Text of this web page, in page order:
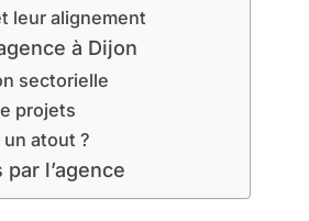
leur alignement
à Dijon
sectorielle
projets
atout ?
l’agence